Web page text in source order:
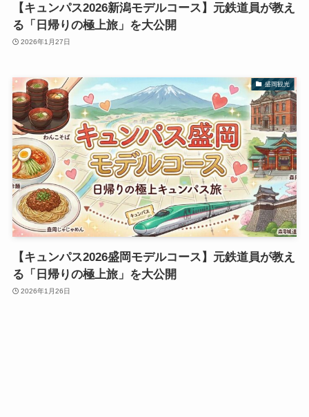
【キュンパス2026新潟モデルコース】元鉄道員が教え
る「日帰りの極上旅」を大公開
2026年1月27日
盛岡観光
【キュンパス2026盛岡モデルコース】元鉄道員が教え
る「日帰りの極上旅」を大公開
2026年1月26日